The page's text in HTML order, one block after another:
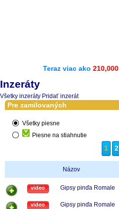
Teraz viac ako 210,000
Inzeráty
Všetky inzeráty Pridať inzerát
Pre zamilovaných
Všetky piesne
Piesne na stiahnutie
1 2
Názov
video Gipsy pinďa Romale
video Gipsy pinďa Romale